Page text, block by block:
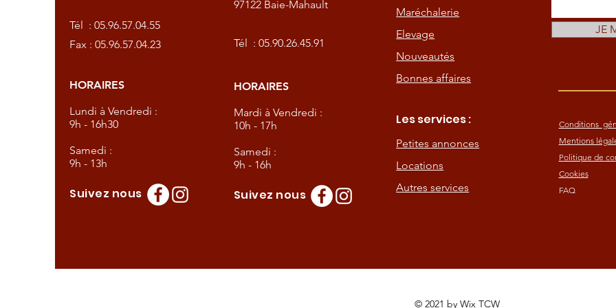
Tél :05.96.57.04.55
Fax : 05.96.57.04.23
HORAIRES
Lundi à Vendredi :
9h - 16h30
Samedi :
9h - 13h
Suivez nous
97122 Baie-Mahault
Tél : 05.90.26.45.91
HORAIRES
Mardi à Vendredi :
10h - 17h
Samedi :
9h - 16h
Suivez nous
Maréchalerie
Elevage
Nouveautés
Bonnes affaires
Les services :
Petites annonces
Locations
Autres services
JE
Conditions
Mentions
Politique de
Cookies
FAQ
© 2021 by Wix TCW